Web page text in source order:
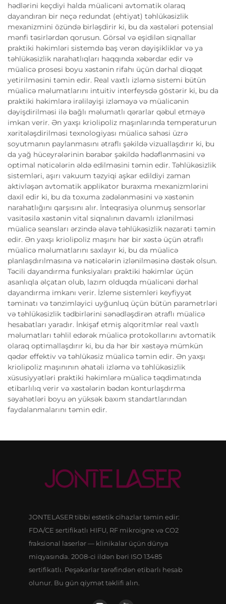
hədlərini keçdiyi halda müalicəni avtomatik olaraq
dayandıran bir neçə redundat (ehtiyat) təhlükəsizlik
mexanizmini özündə birləşdirir ki, bu da xəstələri potensial
mənfi təsirlərdən qorusun. Görsəl və eşidilən siqnallar
praktiki həkimləri sistemdə baş verən dəyişikliklər və ya
təhlükəsizlik narahatlıqları haqqında xəbərdar edir və
müalicə prosesi boyu xəstənin rifahı üçün dərhal diqqət
yetirilməsini təmin edir. Real vaxtlı izləmə sistemi bütün
müalicə məlumatlarını intuitiv interfeysdə göstərir ki, bu da
praktiki həkimlərə irəliləyişi izləməyə və müalicənin
dəyişdirilməsi ilə bağlı məlumatlı qərarlar qəbul etməyə
imkan verir. Ən yaxşı kriolipoliz maşınlarında temperaturun
xəritələşdirilməsi texnologiyası müalicə sahəsi üzrə
soyutmanın paylanmasını ətraflı şəkildə vizuallaşdırır ki, bu
da yağ hüceyrələrinin bərabər şəkildə hədəflənməsini və
optimal nəticələrin əldə edilməsini təmin edir. Təhlükəsizlik
sistemləri, aşırı vakuum təzyiqi aşkar edildiyi zaman
aktivləşən avtomatik applikator buraxma mexanizmlərini
daxil edir ki, bu da toxuma zədələnməsini və xəstənin
narahatlığını qarşısını alır. İnteqrasiya olunmuş sensorlar
vasitəsilə xəstənin vital siqnalının davamlı izlənilməsi
müalicə seansları ərzində əlavə təhlükəsizlik nəzarəti təmin
edir. Ən yaxşı kriolipoliz maşını hər bir xəstə üçün ətraflı
müalicə məlumatlarını saxlayır ki, bu da müalicə
planlaşdırılmasına və nəticələrin izlənilməsinə dəstək olsun.
Təcili dayandırma funksiyaları praktiki həkimlər üçün
asanlıqla əlçatan olub, lazım olduqda müalicəni dərhal
dayandırma imkanı verir. İzleme sistemleri keyfiyyət
təminatı və tənzimləyici uyğunluq üçün bütün parametrləri
və təhlükəsizlik tədbirlərini sənədləşdirən ətraflı müalicə
hesabatları yaradır. İnkişaf etmiş alqoritmlər real vaxtlı
məlumatları təhlil edərək müalicə protokollarını avtomatik
olaraq optimallaşdırır ki, bu da hər bir xəstəyə mümkün
qədər effektiv və təhlükəsiz müalicə təmin edir. Ən yaxşı
kriolipoliz maşınının əhatəli izləmə və təhlükəsizlik
xüsusiyyətləri praktiki həkimlərə müalicə təqdimatında
etibarlılıq verir və xəstələrin bədən konturlaşdırma
səyahətləri boyu ən yüksək baxım standartlarından
faydalanmalarını təmin edir.
JONTELASER tibbi estetik cihazlar təmin edir:
FDA/CE sertifikatlı HIFU, RF mikroigne və CO2
fraksional laserlər — klinikalar üçün dünya
miqyasında. 2008-ci ildən bəri ISO 13485
sertifikatlı. Peşəkarlar tərəfindən etibarlı hesab
olunur. Bu gün qiymət təklifi alın.